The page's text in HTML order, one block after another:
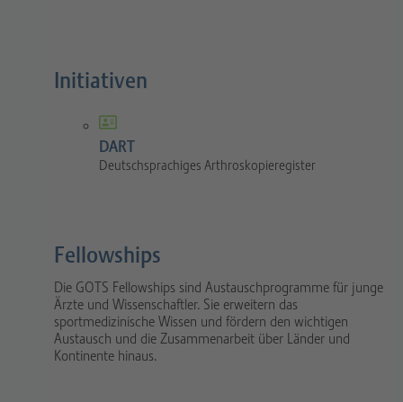
Initiativen
DART
Deutschsprachiges Arthroskopieregister
Fellowships
Die GOTS Fellowships sind Austauschprogramme für junge
Ärzte und Wissenschaftler. Sie erweitern das
sportmedizinische Wissen und fördern den wichtigen
Austausch und die Zusammenarbeit über Länder und
Kontinente hinaus.